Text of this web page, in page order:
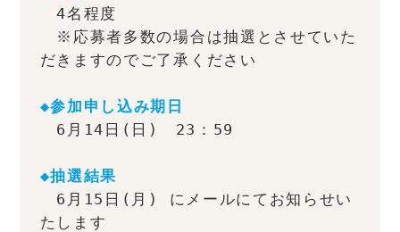
4名程度
※応募者多数の場合は抽選とさせていた
だきますのでご了承ください
◆参加申し込み期日
6月14日(日)　23：59
◆抽選結果
6月15日(月) にメールにてお知らせい
たします